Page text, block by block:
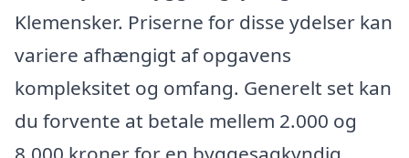
Klemensker. Priserne for disse ydelser kan
variere afhængigt af opgavens
kompleksitet og omfang. Generelt set kan
du forvente at betale mellem 2.000 og